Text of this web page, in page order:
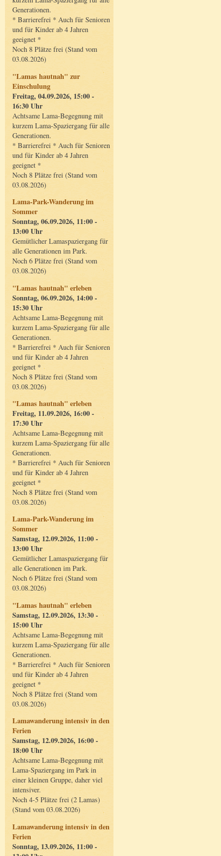
Generationen.
* Barrierefrei * Auch für Senioren
und für Kinder ab 4 Jahren
geeignet *
Noch 8 Plätze frei (Stand vom
03.08.2026)
"Lamas hautnah" zur
Einschulung
Freitag, 04.09.2026, 15:00 -
16:30 Uhr
Achtsame Lama-Begegnung mit
kurzem Lama-Spaziergang für alle
Generationen.
* Barrierefrei * Auch für Senioren
und für Kinder ab 4 Jahren
geeignet *
Noch 8 Plätze frei (Stand vom
03.08.2026)
Lama-Park-Wanderung im
Sommer
Sonntag, 06.09.2026, 11:00 -
13:00 Uhr
Gemütlicher Lamaspaziergang für
alle Generationen im Park.
Noch 6 Plätze frei (Stand vom
03.08.2026)
"Lamas hautnah" erleben
Sonntag, 06.09.2026, 14:00 -
15:30 Uhr
Achtsame Lama-Begegnung mit
kurzem Lama-Spaziergang für alle
Generationen.
* Barrierefrei * Auch für Senioren
und für Kinder ab 4 Jahren
geeignet *
Noch 8 Plätze frei (Stand vom
03.08.2026)
"Lamas hautnah" erleben
Freitag, 11.09.2026, 16:00 -
17:30 Uhr
Achtsame Lama-Begegnung mit
kurzem Lama-Spaziergang für alle
Generationen.
* Barrierefrei * Auch für Senioren
und für Kinder ab 4 Jahren
geeignet *
Noch 8 Plätze frei (Stand vom
03.08.2026)
Lama-Park-Wanderung im
Sommer
Samstag, 12.09.2026, 11:00 -
13:00 Uhr
Gemütlicher Lamaspaziergang für
alle Generationen im Park.
Noch 6 Plätze frei (Stand vom
03.08.2026)
"Lamas hautnah" erleben
Samstag, 12.09.2026, 13:30 -
15:00 Uhr
Achtsame Lama-Begegnung mit
kurzem Lama-Spaziergang für alle
Generationen.
* Barrierefrei * Auch für Senioren
und für Kinder ab 4 Jahren
geeignet *
Noch 8 Plätze frei (Stand vom
03.08.2026)
Lamawanderung intensiv in den
Ferien
Samstag, 12.09.2026, 16:00 -
18:00 Uhr
Achtsame Lama-Begegnung mit
Lama-Spaziergang im Park in
einer kleinen Gruppe, daher viel
intensiver.
Noch 4-5 Plätze frei (2 Lamas)
(Stand vom 03.08.2026)
Lamawanderung intensiv in den
Ferien
Sonntag, 13.09.2026, 11:00 -